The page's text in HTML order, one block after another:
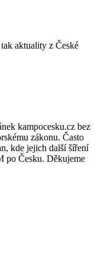
aktuality z České
kampocesku.cz bez
zákonu. Často
kde jejich další šíření
po Česku. Děkujeme